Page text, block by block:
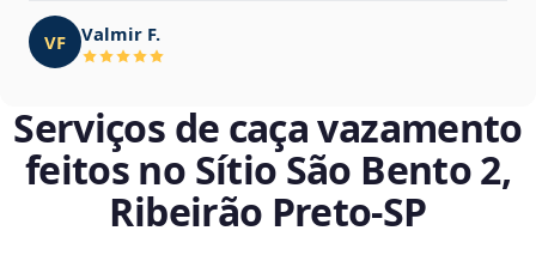
VF Valmir F.
Serviços de caça vazamento
feitos no Sítio São Bento 2,
Ribeirão Preto‑SP